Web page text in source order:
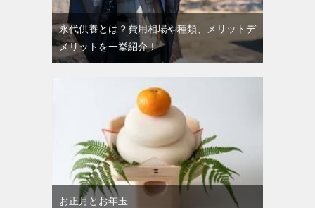
永代供養とは？費用相場や種類、メリットデ
メリットを一挙紹介！
お正月とお年玉